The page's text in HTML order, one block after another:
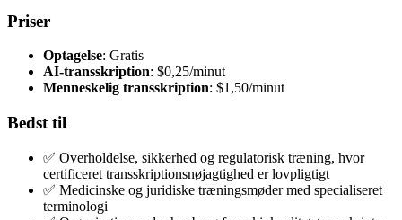
Priser
Optagelse: Gratis
AI-transskription: $0,25/minut
Menneskelig transskription: $1,50/minut
Bedst til
✅ Overholdelse, sikkerhed og regulatorisk træning, hvor
certificeret transskriptionsnøjagtighed er lovpligtigt
✅ Medicinske og juridiske træningsmøder med specialiseret
terminologi